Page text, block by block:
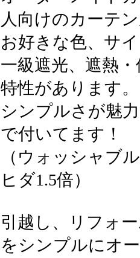
人向けのカーテ
お好きな色、サ
一級遮光、遮熱
特性があります。
シンプルさが魅
で付いてます！
（ウォッシャブ
ヒダ1.5倍）
引越し、リフォ
をシンプルにオ